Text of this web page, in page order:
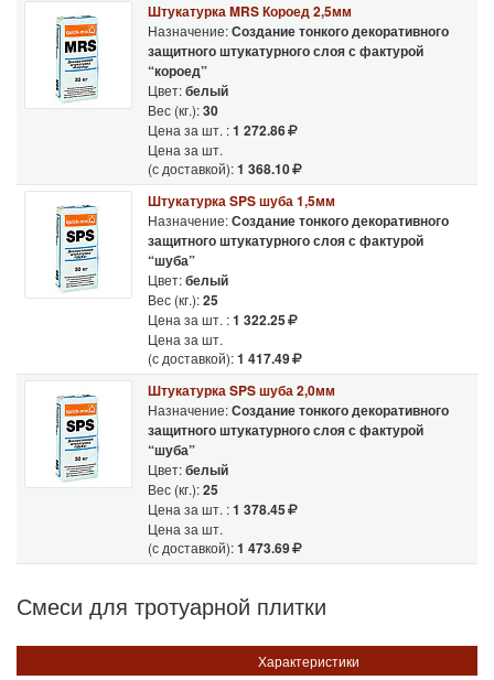
Штукатурка MRS Короед 2,5мм
Назначение:Создание тонкого декоративного
защитного штукатурного слоя с фактурой
“короед”
Цвет:белый
Вес (кг.):30
Цена за шт. :1 272.86
Цена за шт.
(с доставкой):1 368.10
Штукатурка SPS шуба 1,5мм
Назначение:Создание тонкого декоративного
защитного штукатурного слоя с фактурой
“шуба”
Цвет:белый
Вес (кг.):25
Цена за шт. :1 322.25
Цена за шт.
(с доставкой):1 417.49
Штукатурка SPS шуба 2,0мм
Назначение:Создание тонкого декоративного
защитного штукатурного слоя с фактурой
“шуба”
Цвет:белый
Вес (кг.):25
Цена за шт. :1 378.45
Цена за шт.
(с доставкой):1 473.69
Смеси для тротуарной плитки
Характеристики